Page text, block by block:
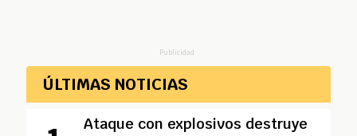
Publicidad
ÚLTIMAS NOTICIAS
Ataque con explosivos destruye